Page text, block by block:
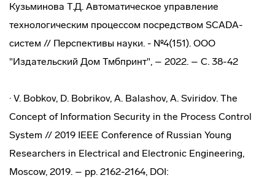
Кузьминова Т.Д. Автоматическое управление
технологическим процессом посредством SCADA-
систем // Перспективы науки. - №4(151). ООО
"Издательский Дом Тмбпринт", – 2022. – С. 38-42
· V. Bobkov, D. Bobrikov, A. Balashov, A. Sviridov. The
Concept of Information Security in the Process Control
System // 2019 IEEE Conference of Russian Young
Researchers in Electrical and Electronic Engineering,
Moscow, 2019. – pp. 2162-2164, DOI: